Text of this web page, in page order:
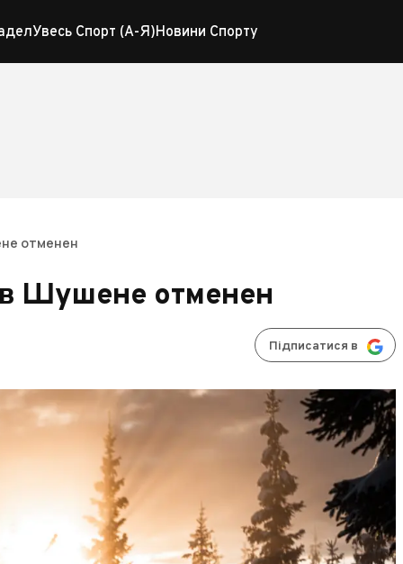
Увесь Спорт (А-Я)Новини Спорту
отменен
в Шушене отменен
Підписатися в